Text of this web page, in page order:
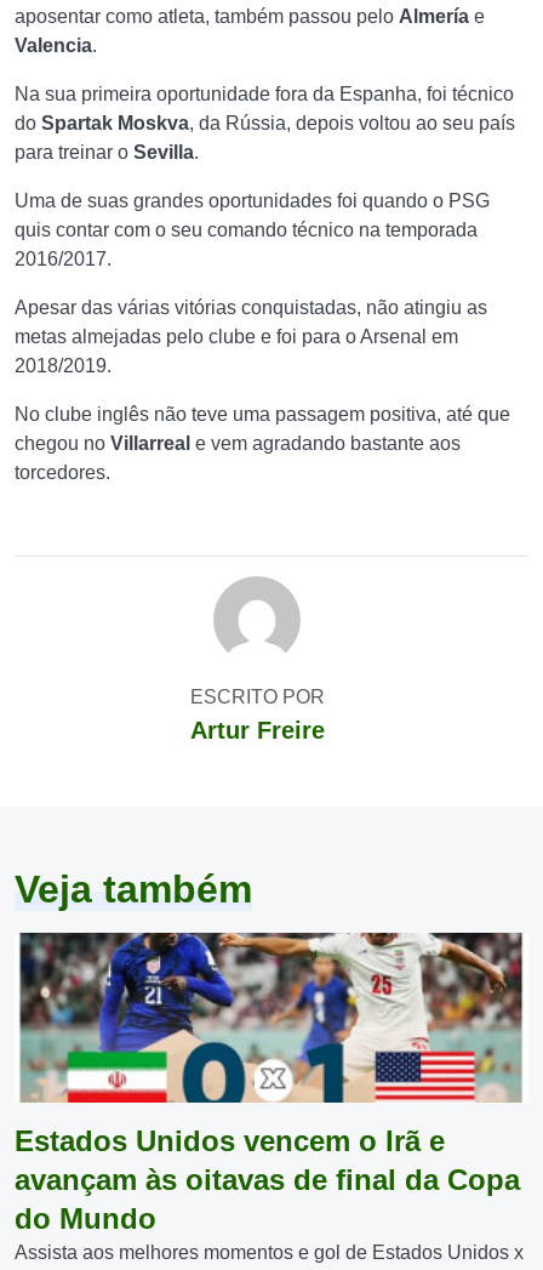
aposentar como atleta, também passou pelo Almería e
Valencia.
Na sua primeira oportunidade fora da Espanha, foi técnico
do Spartak Moskva, da Rússia, depois voltou ao seu país
para treinar o Sevilla.
Uma de suas grandes oportunidades foi quando o PSG
quis contar com o seu comando técnico na temporada
2016/2017.
Apesar das várias vitórias conquistadas, não atingiu as
metas almejadas pelo clube e foi para o Arsenal em
2018/2019.
No clube inglês não teve uma passagem positiva, até que
chegou no Villarreal e vem agradando bastante aos
torcedores.
ESCRITO POR
Artur Freire
Veja também
Estados Unidos vencem o Irã e
avançam às oitavas de final da Copa
do Mundo
Assista aos melhores momentos e gol de Estados Unidos x